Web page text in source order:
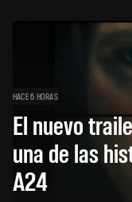
HACE 6 HORAS
El nuevo
una de las
A24